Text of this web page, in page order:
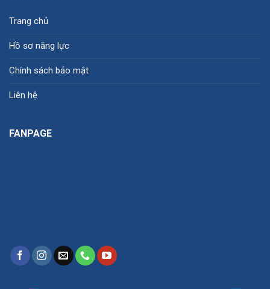
Trang chủ
Hồ sơ năng lực
Chính sách bảo mật
Liên hệ
FANPAGE